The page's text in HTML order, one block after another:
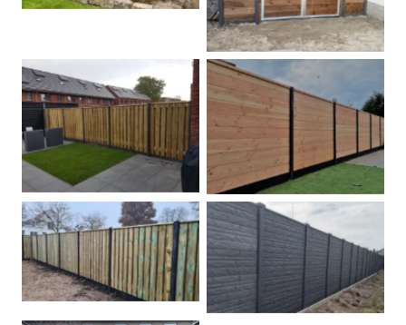
Betonpalen schutting Douglas
Hout beton schuttingen Rots motief antraciet